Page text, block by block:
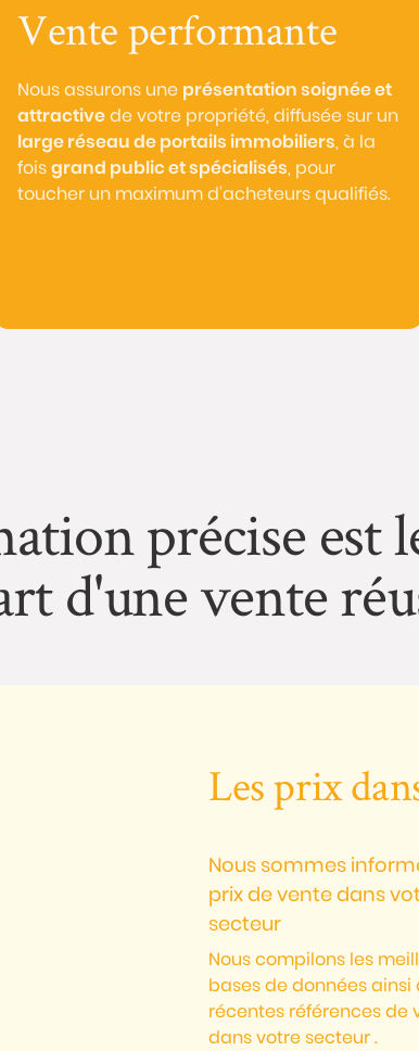
Vente performante
Nous assurons une présentation soignée et
attractivede votre propriété, diffusée sur un
large réseau de portails immobiliers, à la
foisgrand public et spécialisés, pour
toucher un maximum d’acheteurs qualifiés.
précise est
d'une vente
Les prix
Nous sommes
prix de vente dans
secteur
Nous compilons les
bases de données ainsi
récentes références de
dans votre secteur .